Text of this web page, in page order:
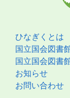
ひなぎくとは
国立国会図書
国立国会図書
お知らせ
お問い合わせ